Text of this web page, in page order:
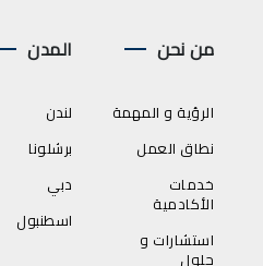
من نحن
الرؤية و المهمة
نطاق العمل
خدمات
الأكادمية
استشارات و
حلول
المدن
لندن
برشلونا
دبي
اسطنبول